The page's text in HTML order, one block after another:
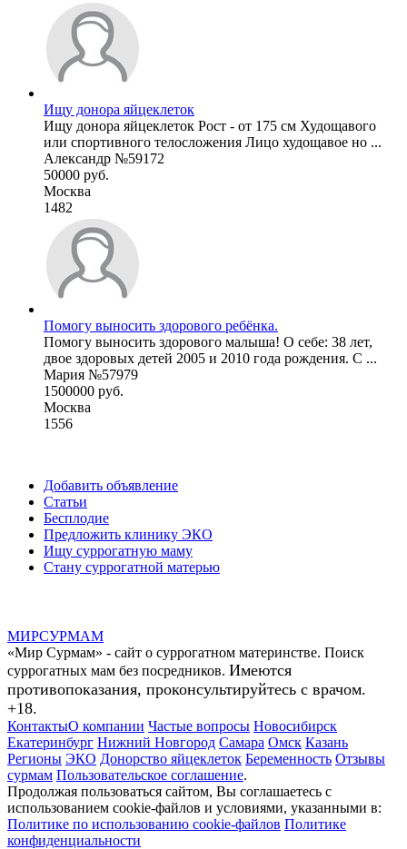
Ищу донора яйцеклеток
Ищу донора яйцеклеток Рост - от 175 см Худощавого
или спортивного телосложения Лицо худощавое но ...
Александр №59172
50000 руб.
Москва
1482
Помогу выносить здорового ребёнка.
Помогу выносить здорового малыша! О себе: 38 лет,
двое здоровых детей 2005 и 2010 года рождения. С ...
Мария №57979
1500000 руб.
Москва
1556
Добавить объявление
Статьи
Бесплодие
Предложить клинику ЭКО
Ищу суррогатную маму
Стану суррогатной матерью
МИРСУРМАМ
«Мир Сурмам» - сайт о суррогатном материнстве. Поиск
суррогатных мам без посредников. Имеются
противопоказания, проконсультируйтесь с врачом.
+18.
КонтактыО компании Частые вопросы Новосибирск
Екатеринбург Нижний Новгород Самара Омск Казань
Регионы ЭКО Донорство яйцеклеток Беременность Отзывы
сурмам Пользовательское соглашение.
Продолжая пользоваться сайтом, Вы соглашаетесь с
использованием cookie-файлов и условиями, указанными в:
Политике по использованию cookie-файлов Политике
конфиденциальности